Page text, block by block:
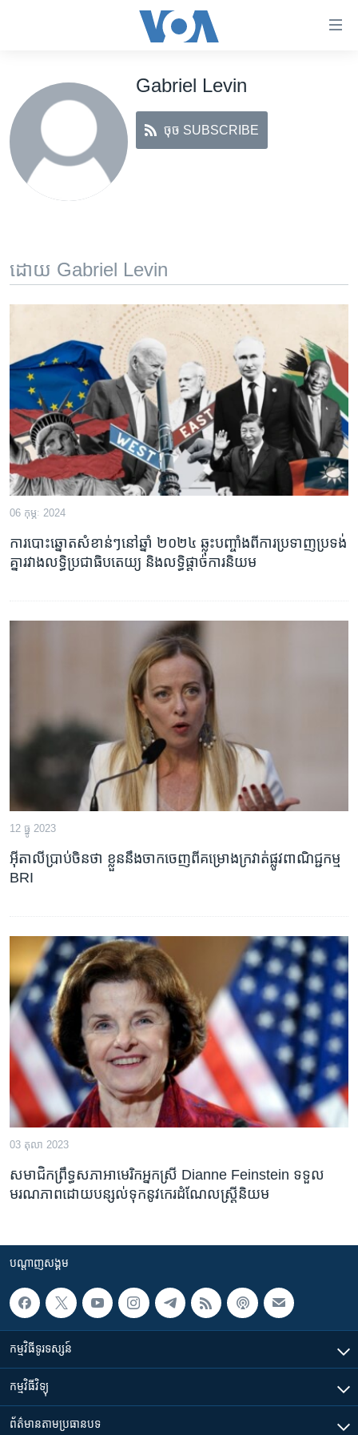
ទាក់ទង
រំលង​
និង​
ចូល​
ទៅ​​
រំលង​
និង​
ចូល​
រចនា
សម្ព័ន្ធ​
និង​
ចូល​
ទៅ​
កាន់​
ទំព័រ​
ស្វែង​
អន្តរជាតិ
អាមេរិក
ចិន
ហេឡូវីអូអេ
ទូរទស្សន៍ / វីដេអូ​
កម្មវិធីទាំងអស់
Khmer English
បណ្តាញ​សង្គម
Gabriel Levin
ចុច SUBSCRIBE
ដោយ Gabriel Levin
06 កុម្ភៈ 2024
ការបោះឆ្នោតសំខាន់ៗនៅឆ្នាំ ២០២៤ ឆ្លុះបញ្ចាំងពីការប្រទាញប្រទង់
គ្នារវាងលទ្ធិប្រជាធិបតេយ្យ និងលទ្ធិផ្តាច់ការនិយម
12 ធ្នូ 2023
អ៊ីតាលីប្រាប់ចិនថា ខ្លួននឹងចាកចេញពីគម្រោងក្រវាត់ផ្លូវពាណិជ្ជកម្ម
BRI
03 តុលា 2023
សមាជិក​ព្រឹទ្ធសភា​អាមេរិក​អ្នកស្រី Dianne Feinstein ទទួល​
មរណភាព​ដោយ​បន្សល់​ទុក​នូវ​កេរដំណែល​ស្ត្រី​និយម
បណ្តាញ​សង្គម
កម្មវិធី​ទូរទស្សន៍
កម្មវិធី​វិទ្យុ
ព័ត៌មាន​តាមប្រធានបទ​